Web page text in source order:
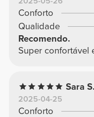
Conforto
Qualidade
Recomendo.
Super confortável
Sara S.
2025-04-25
Conforto